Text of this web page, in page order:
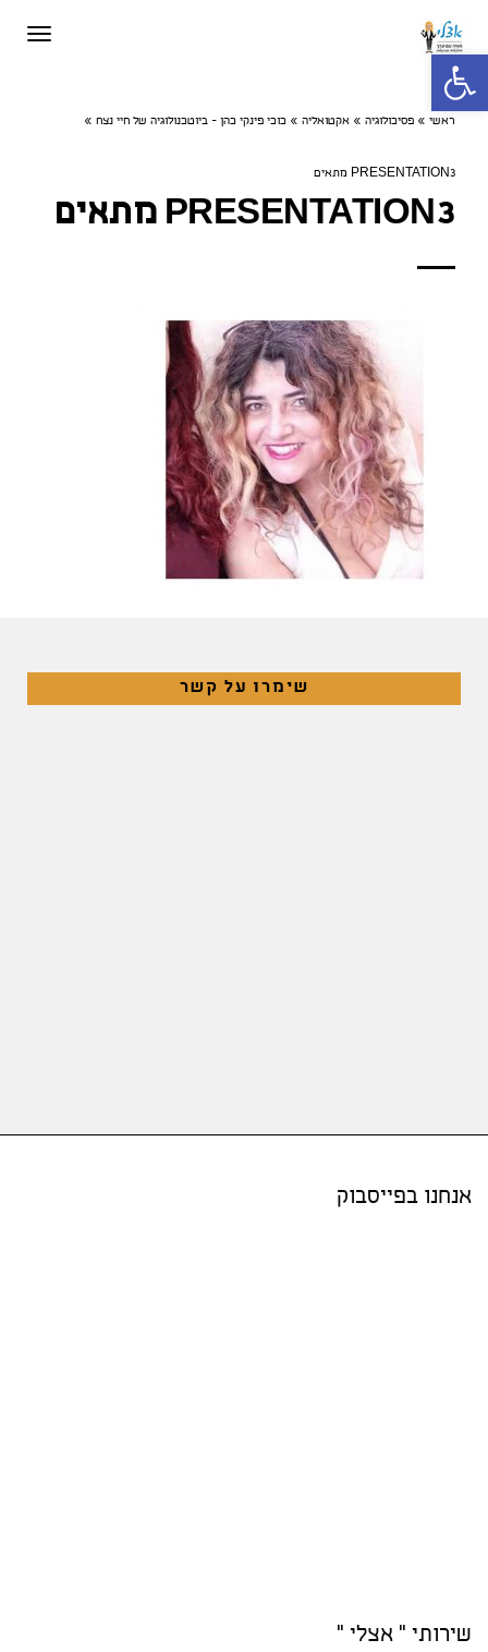
פתח סרגל נגישות
ראשי » פסיכולוגיה » אקטואליה » כוכי פינקי כהן - ביוטכנולוגיה של חיי נצח »
PRESENTATION3 מתאים
PRESENTATION3 מתאים
שימרו על קשר
אנחנו בפייסבוק
שירותי " אצלי "